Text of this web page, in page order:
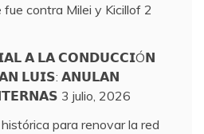
fue contra Milei y Kicillof 2
𝗔 𝗟𝗔 𝗖𝗢𝗡𝗗𝗨𝗖𝗖𝗜Ó𝗡
𝗟𝗨𝗜𝗦: 𝗔𝗡𝗨𝗟𝗔𝗡
3 julio, 2026
para renovar la red